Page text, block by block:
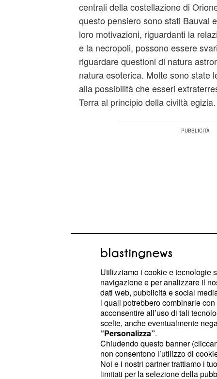
centrali della costellazione di
questo pensiero sono stati Bauval
loro motivazioni, riguardanti la
e la necropoli, possono essere
riguardare questioni di natura
natura esoterica. Molte sono state
alla possibilità che esseri
Terra al principio della civiltà egizia.
Nuova teoria
Nonostante ci sia una teoria
Spedicato dell'Università di
realtà l'allineamento delle piramidi
relazione ai vulcani presenti sul
professore ha deciso di eseguire
Utilizziamo i cookie e tecnologie
navigazione e per analizzare il
dati web, pubblicità e social
i quali potrebbero combinarle
acconsentire all’uso di tali
scelte, anche eventualmente
“Personalizza”.
Chiudendo questo banner
non consentono l’utilizzo di
Noi e i nostri partner trattiamo i
limitati per la selezione della